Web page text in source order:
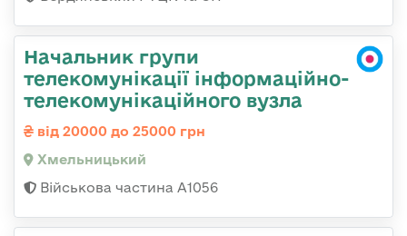
Начальник групи
телекомунікації інформаційно-
телекомунікаційного вузла
від 20000 до 25000 грн
Хмельницький
Військова частина А1056